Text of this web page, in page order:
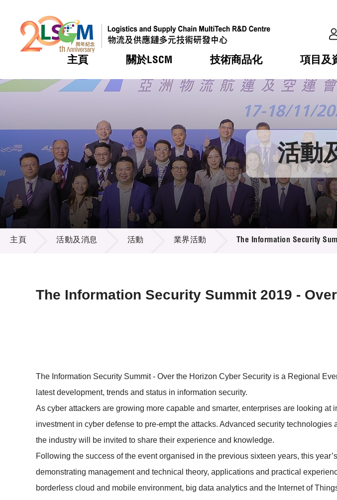
主頁 關於LSCM
熱門 機構簡介
組織架構
組織架構
董事局
研究顧問
招標通告
技術商品化
熱門 服務
可獲授權之技術
應用於公共服務之創新技術
重點項目
項目及
熱門 合作計劃
資助計劃
資助計劃
稅務優惠
申請
評審
徵求研發項目計劃書
項目資料庫
熱門 活動
獎項
新聞中心
媒體報導
新聞稿
資訊中心
多媒體
出版刊物
熱門 會籍及服務
會員列表
會員登入 活動
活動及消息
主頁 活動及消息 活動 業界活動 The Information Security
The Information Security Summit 2019 -
The Information Security Summit - Over the Horizon Cyber Security is a Regional
latest development, trends and status in information security.
As cyber attackers are growing more capable and smarter, enterprises are looking
investment in cyber defense to pre-empt the attacks. Advanced security
the industry will be invited to share their experience and knowledge.
Following the success of the event organised in the previous sixteen years, this
demonstrating management and technical theory, applications and practical
borderless cloud and mobile environment, big data analytics and the Internet of